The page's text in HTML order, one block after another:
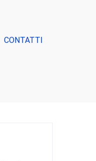
CONTATTI